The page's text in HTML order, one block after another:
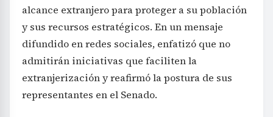
alcance extranjero para proteger a su población
y sus recursos estratégicos. En un mensaje
difundido en redes sociales, enfatizó que no
admitirán iniciativas que faciliten la
extranjerización y reafirmó la postura de sus
representantes en el Senado.